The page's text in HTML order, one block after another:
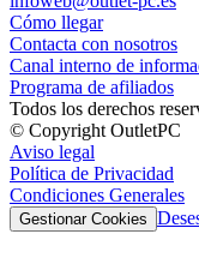
Cómo llegar
Contacta con nosotros
Canal interno de
Programa de afiliados
Todos los derechos
© Copyright OutletPC
Aviso legal
Política de Privacidad
Condiciones Generales
Gestionar Cookies